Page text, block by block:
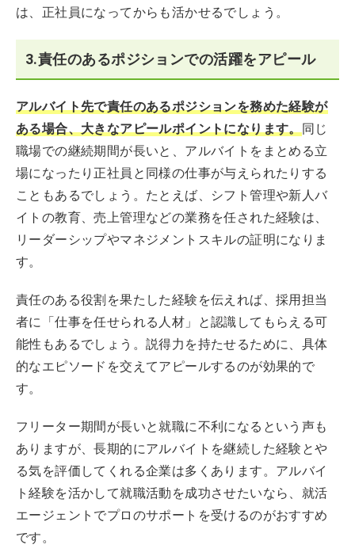
は、正社員になってからも活かせるでしょう。
3.責任のあるポジションでの活躍をアピール
アルバイト先で責任のあるポジションを務めた経験が
ある場合、大きなアピールポイントになります。同じ
職場での継続期間が長いと、アルバイトをまとめる立
場になったり正社員と同様の仕事が与えられたりする
こともあるでしょう。たとえば、シフト管理や新人バ
イトの教育、売上管理などの業務を任された経験は、
リーダーシップやマネジメントスキルの証明になりま
す。
責任のある役割を果たした経験を伝えれば、採用担当
者に「仕事を任せられる人材」と認識してもらえる可
能性もあるでしょう。説得力を持たせるために、具体
的なエピソードを交えてアピールするのが効果的で
す。
フリーター期間が長いと就職に不利になるという声も
ありますが、長期的にアルバイトを継続した経験とや
る気を評価してくれる企業は多くあります。アルバイ
ト経験を活かして就職活動を成功させたいなら、就活
エージェントでプロのサポートを受けるのがおすすめ
です。